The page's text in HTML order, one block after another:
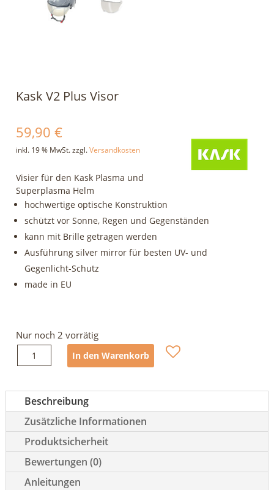
Kask V2 Plus Visor
59,90€
inkl. 19 % MwSt.zzgl.Versandkosten
Visier für den Kask Plasma und
Superplasma Helm
hochwertige optische Konstruktion
schützt vor Sonne, Regen und Gegenständen
kann mit Brille getragen werden
Ausführung silver mirror für besten UV- und
Gegenlicht-Schutz
made in EU
Nur noch 2 vorrätig
Visor
Menge
In den Warenkorb
Beschreibung
Zusätzliche Informationen
Produktsicherheit
Bewertungen (0)
Anleitungen